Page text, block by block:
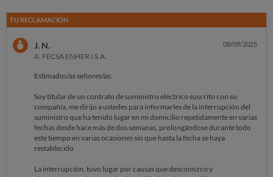
TU RECLAMACIÓN
J. N.
A: FECSA ENHER I S.A.
08/09/2025
Estimados/as señores/as:
Soy titular de un contrato de suministro eléctrico suscrito con su
compañía, me dirijo a ustedes para informarles de la interrupción del
suministro que ha tenido lugar en mi domicilio repetidamente en varias
fechas desde hace más de dos semanas, prolongándose durante todo
este tiempo en varias ocasiones sin que hasta la fecha se haya
restablecido
La interrupción, tuvo lugar por causas que desconozco y